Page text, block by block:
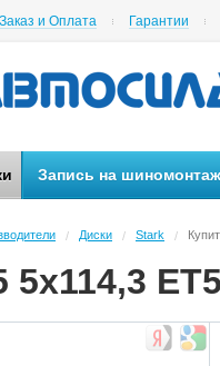
Заказ и Оплата Гарантии
Запись на шиномонтаж
/ Диски / Stark /
5x114,3